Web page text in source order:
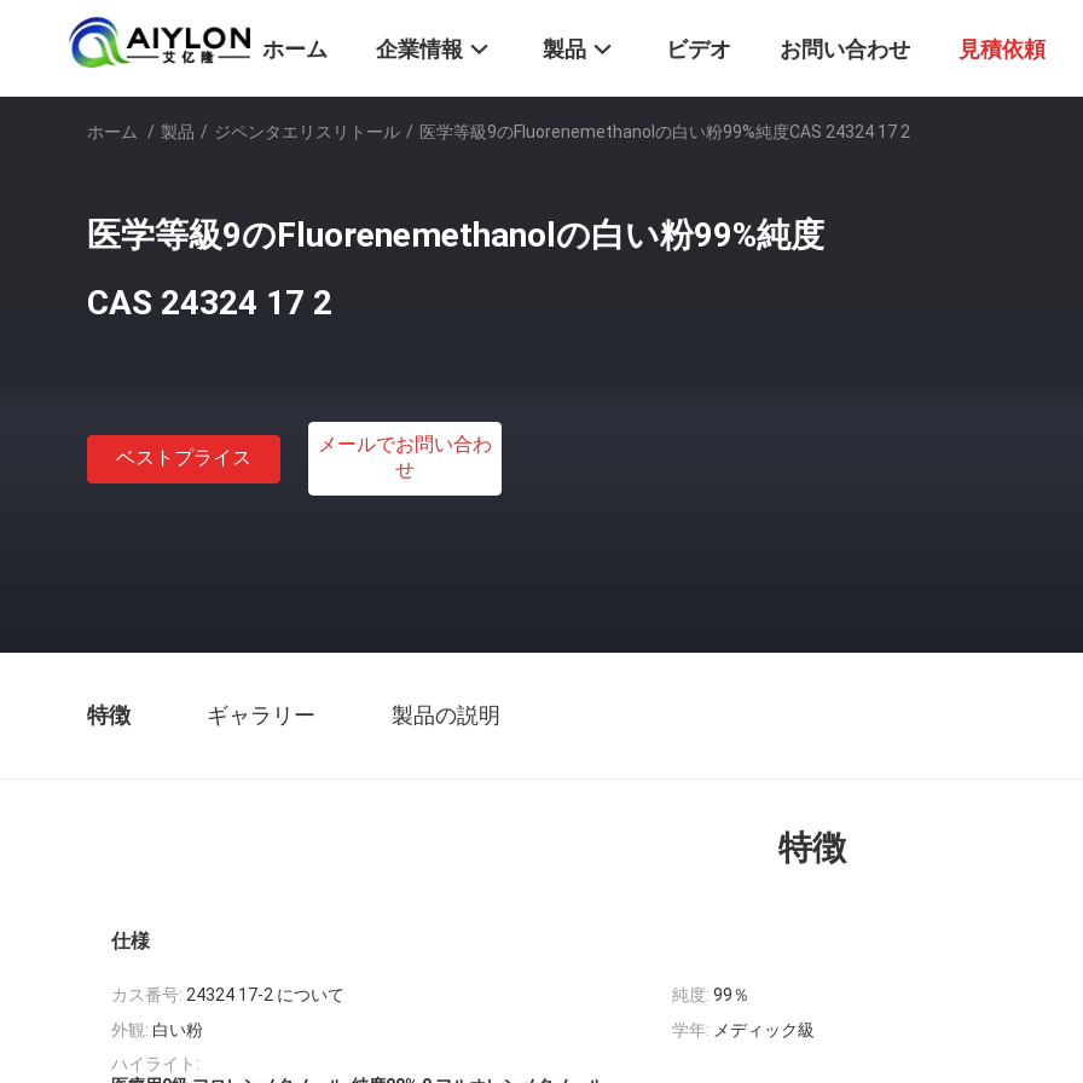
ホーム 企業情報 製品 ビデオ お問い合わせ 見積依頼
ホーム / 製品 / ジペンタエリスリトール / 医学等級9のFluorenemethanolの白い粉99%純度CAS 24324 17 2
医学等級9のFluorenemethanolの白い粉99%純度
CAS 24324 17 2
ベストプライス
メールでお問い合わ
せ
特徴 ギャラリー 製品の説明
特徴
仕様
カス番号: 24324 17-2 について 純度: 99％
外観: 白い粉 学年: メディック級
ハイライト: